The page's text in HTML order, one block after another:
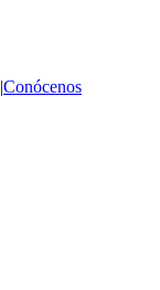
|Conócenos